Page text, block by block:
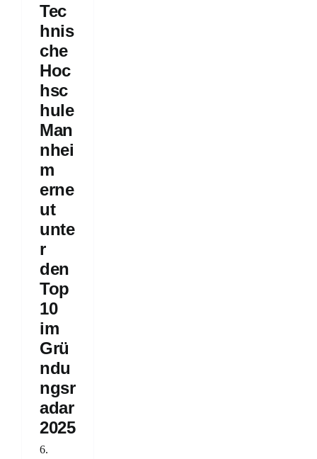
Tec
hnis
che
Hoc
hsc
hule
Man
nhei
m
erne
ut
unte
r
den
Top
10
im
Grü
ndu
ngsr
adar
2025
6.